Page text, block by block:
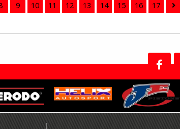
9 10 11 12 13 14 15 16 17